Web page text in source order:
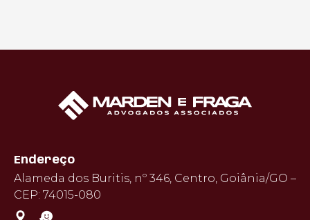
Endereço
Alameda dos Buritis, nº 346, Centro, Goiânia/GO –
CEP: 74015-080